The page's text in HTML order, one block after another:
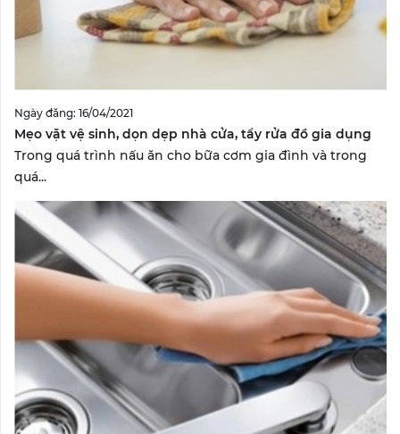
Ngày đăng: 16/04/2021
Mẹo vặt vệ sinh, dọn dẹp nhà cửa, tẩy rửa đồ gia dụng
Trong quá trình nấu ăn cho bữa cơm gia đình và trong
quá...